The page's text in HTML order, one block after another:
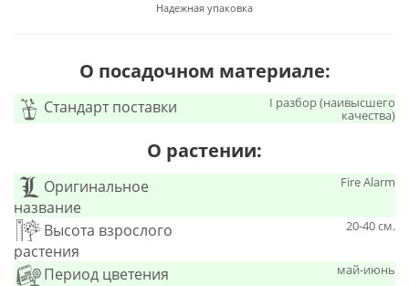
Надежная упаковка
О посадочном материале:
Стандарт поставки I разбор (наивысшего
качества)
О растении:
Оригинальное
название
Fire Alarm
Высота взрослого
растения
20-40 см.
Период цветения май-июнь